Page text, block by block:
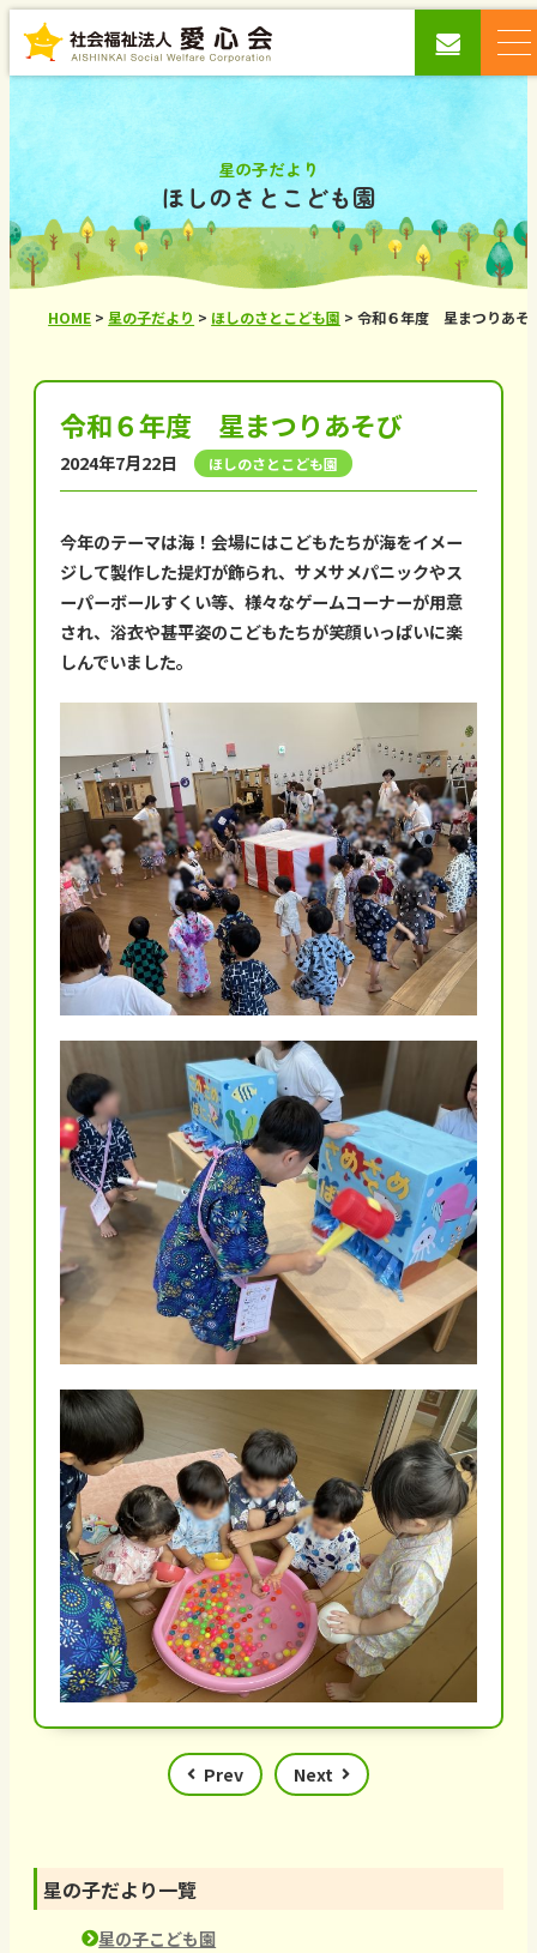
ほしのさとこども園
星の子だより
HOME >星の子だより > ほしのさとこども園 >令和６年度 星まつりあ
令和６年度 星まつりあそび
2024年7月22日 ほしのさとこども園
今年のテーマは海！会場にはこどもたちが海をイメー
ジして製作した提灯が飾られ、サメサメパニックやス
ーパーボールすくい等、様々なゲームコーナーが用意
され、浴衣や甚平姿のこどもたちが笑顔いっぱいに楽
しんでいました。
Prev Next
星の子だより一覽
星の子こども園